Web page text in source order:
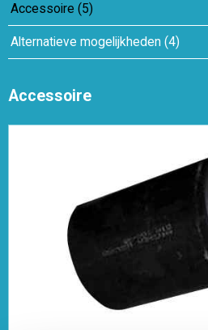
Accessoire (5)
Alternatieve mogelijkheden (4)
Accessoire